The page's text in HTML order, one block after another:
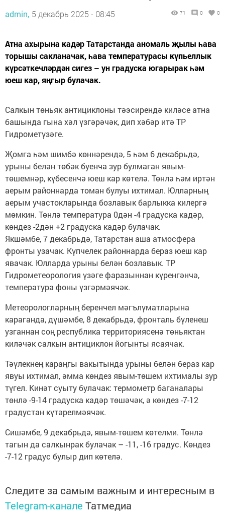
admin, 5 декабрь 2025 - 08:45 71 0 0
Атна ахырына кадәр Татарстанда аномаль җылы һава
торышы сакланачак, һава температурасы күпьеллык
күрсәткечләрдән сигез – ун градуска югарырак һәм
юеш кар, яңгыр булачак.
Салкын төньяк антициклоны тәэсирендә киләсе атна
башында гына хәл үзгәрәчәк, дип хәбәр итә ТР
Гидрометүзәге.
Җомга һәм шимбә көннәрендә, 5 һәм 6 декабрьдә,
урыны белән төбәк буенча зур булмаган явым-
төшемнәр, күбесенчә юеш кар көтелә. Төнлә һәм иртән
аерым районнарда томан булуы ихтимал. Юлларның
аерым участокларында бозлавык барлыкка килергә
мөмкин. Төнлә температура 0дән -4 градуска кадәр,
көндез -2дән +2 градуска кадәр булачак.
Якшәмбе, 7 декабрьдә, Татарстан аша атмосфера
фронты узачак. Күпчелек районнарда бераз юеш кар
явачак. Юлларда урыны белән бозлавык. ТР
Гидрометеорология үзәге фаразыннан күренгәнчә,
температура фоны үзгәрмәячәк.
Метеорологларның беренчел мәгълүматларына
караганда, дүшәмбе, 8 декабрьдә, фронталь бүленеш
узганнан соң республика территориясенә төньяктан
киләчәк салкын антициклон йогынты ясаячак.
Тәүлекнең караңгы вакытында урыны белән бераз кар
явуы ихтимал, әмма көндез явым-төшем ихтималы зур
түгел. Кинәт суыту булачак: термометр баганалары
төнлә -9-14 градуска кадәр төшәчәк, ә көндез -7-12
градустан күтәрелмәячәк.
Сишәмбе, 9 декабрьдә, явым-төшем көтелми. Төнлә
тагын да салкынрак булачак – -11, -16 градус. Көндез
-7-12 градус булыр дип көтелә.
Следите за самым важным и интересным в
Telegram-канале Татмедиа